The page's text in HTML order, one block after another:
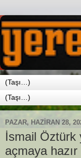
PAZAR, HAZIRAN 28,
İsmail Öztürk
açmaya hazır